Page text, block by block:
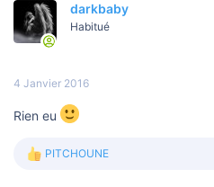
c
t
i
s
darkbaby
Habitué
4 Janvier 2016
Rien eu
L
PITCHOUNE